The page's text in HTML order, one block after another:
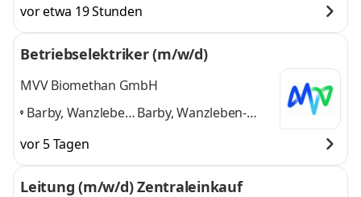
vor etwa 19 Stunden
Betriebselektriker (m/w/d)
MVV Biomethan GmbH
Barby, Wanzleben-
Kroppenstedt,
Staßfurt,
Barby, Wanzleben-
vor 5 Tagen
Leitung (m/w/d) Zentraleinkauf